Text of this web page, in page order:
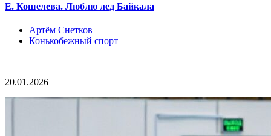
Е. Кошелева. Люблю лед Байкала
Артём Снетков
Конькобежный спорт
20.01.2026